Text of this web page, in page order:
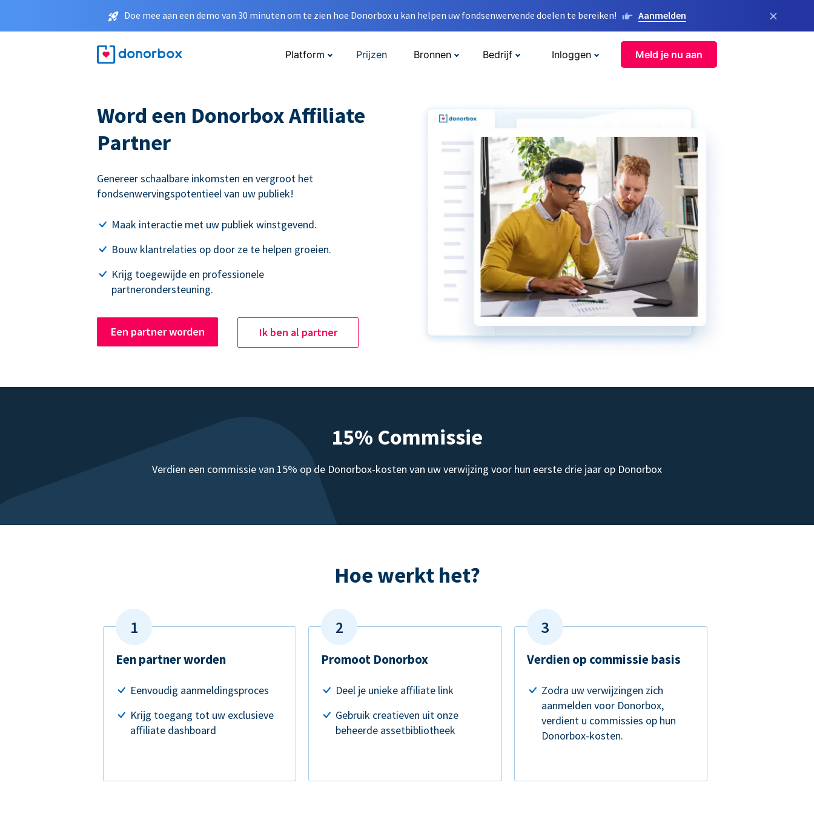
Doe mee aan een demo van 30 minuten om te zien hoe Donorbox u kan helpen uw fondsenwervende doelen te bereiken! Aanmelden ×
Platform Prijzen Bronnen Bedrijf Inloggen Meld je nu aan
Word een Donorbox Affiliate
Partner
Genereer schaalbare inkomsten en vergroot het
fondsenwervingspotentieel van uw publiek!
Maak interactie met uw publiek winstgevend.
Bouw klantrelaties op door ze te helpen groeien.
Krijg toegewijde en professionele
partnerondersteuning.
Een partner worden Ik ben al partner
15% Commissie
Verdien een commissie van 15% op de Donorbox-kosten van uw verwijzing voor hun eerste drie jaar op Donorbox
Hoe werkt het?
Een partner worden
Eenvoudig aanmeldingsproces
Krijg toegang tot uw exclusieve
affiliate dashboard
Promoot Donorbox
Deel je unieke affiliate link
Gebruik creatieven uit onze
beheerde assetbibliotheek
Verdien op commissie basis
Zodra uw verwijzingen zich
aanmelden voor Donorbox,
verdient u commissies op hun
Donorbox-kosten.